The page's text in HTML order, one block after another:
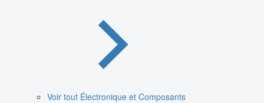
Voir tout Électronique et Composants